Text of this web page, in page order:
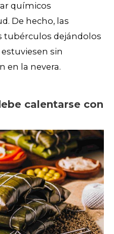
químicos
De hecho, las
tubérculos dejándolos
sin
en la nevera.
calentarse con